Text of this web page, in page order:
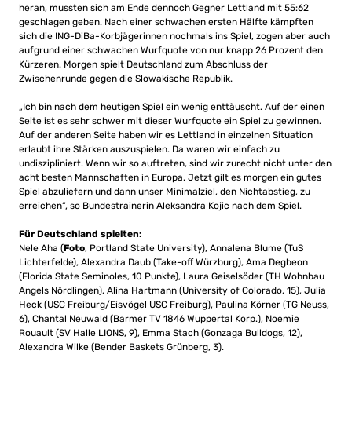
heran, mussten sich am Ende dennoch Gegner Lettland mit 55:62
geschlagen geben. Nach einer schwachen ersten Hälfte kämpften
sich die ING-DiBa-Korbjägerinnen nochmals ins Spiel, zogen aber auch
aufgrund einer schwachen Wurfquote von nur knapp 26 Prozent den
Kürzeren. Morgen spielt Deutschland zum Abschluss der
Zwischenrunde gegen die Slowakische Republik.
„Ich bin nach dem heutigen Spiel ein wenig enttäuscht. Auf der einen
Seite ist es sehr schwer mit dieser Wurfquote ein Spiel zu gewinnen.
Auf der anderen Seite haben wir es Lettland in einzelnen Situation
erlaubt ihre Stärken auszuspielen. Da waren wir einfach zu
undiszipliniert. Wenn wir so auftreten, sind wir zurecht nicht unter den
acht besten Mannschaften in Europa. Jetzt gilt es morgen ein gutes
Spiel abzuliefern und dann unser Minimalziel, den Nichtabstieg, zu
erreichen“, so Bundestrainerin Aleksandra Kojic nach dem Spiel.
Für Deutschland spielten:
Nele Aha (Foto, Portland State University), Annalena Blume (TuS
Lichterfelde), Alexandra Daub (Take-off Würzburg), Ama Degbeon
(Florida State Seminoles, 10 Punkte), Laura Geiselsöder (TH Wohnbau
Angels Nördlingen), Alina Hartmann (University of Colorado, 15), Julia
Heck (USC Freiburg/Eisvögel USC Freiburg), Paulina Körner (TG Neuss,
6), Chantal Neuwald (Barmer TV 1846 Wuppertal Korp.), Noemie
Rouault (SV Halle LIONS, 9), Emma Stach (Gonzaga Bulldogs, 12),
Alexandra Wilke (Bender Baskets Grünberg, 3).